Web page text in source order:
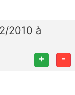
2010 à
+ -